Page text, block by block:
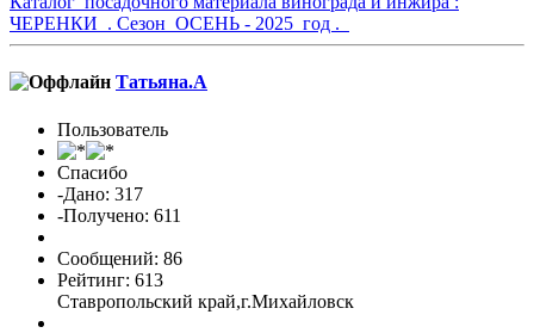
ЧЕРЕНКИ . Сезон ОСЕНЬ - 2025 год .
Татьяна.А
Пользователь
Спасибо
-Дано: 317
-Получено: 611
Сообщений: 86
Рейтинг: 613
Ставропольский край,г.Михайловск